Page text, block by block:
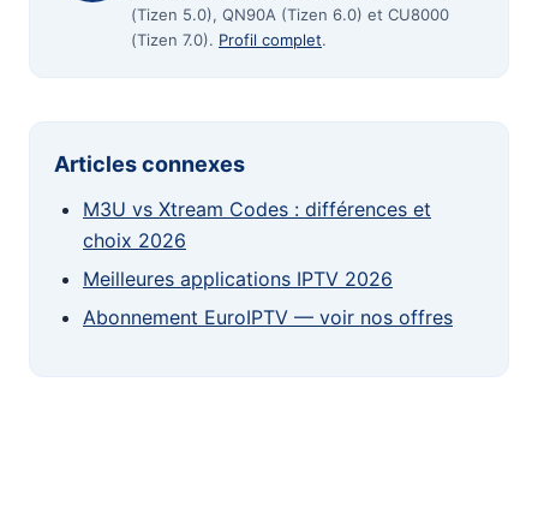
(Tizen 5.0), QN90A (Tizen 6.0) et CU8000
(Tizen 7.0). Profil complet.
Articles connexes
M3U vs Xtream Codes : différences et
choix 2026
Meilleures applications IPTV 2026
Abonnement EuroIPTV — voir nos offres